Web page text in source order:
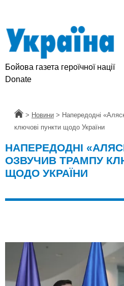
Бойова газета героїчної нації
Donate
Головна
> Новини > Напередодні
ключові пункти щодо України
НАПЕРЕДОДНІ
ОЗВУЧИВ ТРАМПУ
ЩОДО УКРАЇНИ